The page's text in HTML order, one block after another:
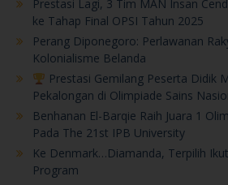
Perang Diponegoro: Perlawanan
Kolonialisme Belanda
Prestasi Gemilang Peserta Didik
Pekalongan di Olimpiade Sains
Benhanan El-Barqie Raih Juara 1
Pada The 21st IPB University
Ke Denmark…Diamanda, Terpilih
Program
Prestasi Nasional, Dua Peserta Didik
Raih Medali KSR Tingkat Nasional